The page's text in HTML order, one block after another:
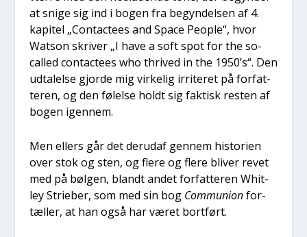
at sni­ge sig ind i bogen fra begyn­del­sen af 4.
kapi­tel „Con­ta­cte­es and Spa­ce Peop­le“, hvor
Wat­son skri­ver „I have a soft spot for the so-
cal­led con­ta­cte­es who thri­ved in the 1950’s“. Den
udta­lel­se gjor­de mig vir­ke­lig irri­te­ret på for­fat­
te­ren, og den følel­se holdt sig fak­tisk resten af
bogen igen­nem.
Men ellers går det der­ud­af gen­nem histo­ri­en
over stok og sten, og fle­re og fle­re bli­ver revet
med på bøl­gen, blandt andet for­fat­te­ren Whit­
ley Stri­e­ber, som med sin bog Com­mu­ni­onfor­
tæl­ler, at han også har været bort­ført.